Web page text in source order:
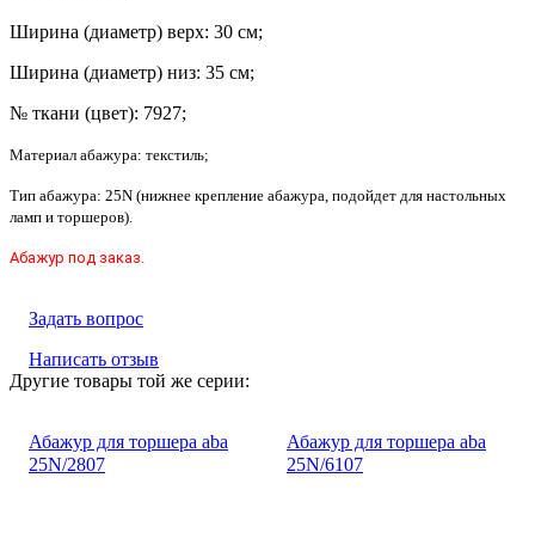
Ширина (диаметр) верх: 30 см;
Ширина (диаметр) низ: 35 см;
№ ткани (цвет): 7927;
Материал абажура: текстиль;
Тип абажура: 25N (нижнее крепление абажура, подойдет для настольных
ламп и торшеров).
Абажур под заказ.
Задать вопрос
Написать отзыв
Другие товары той же серии:
Абажур для торшера aba
25N/2807
Абажур для торшера aba
25N/6107